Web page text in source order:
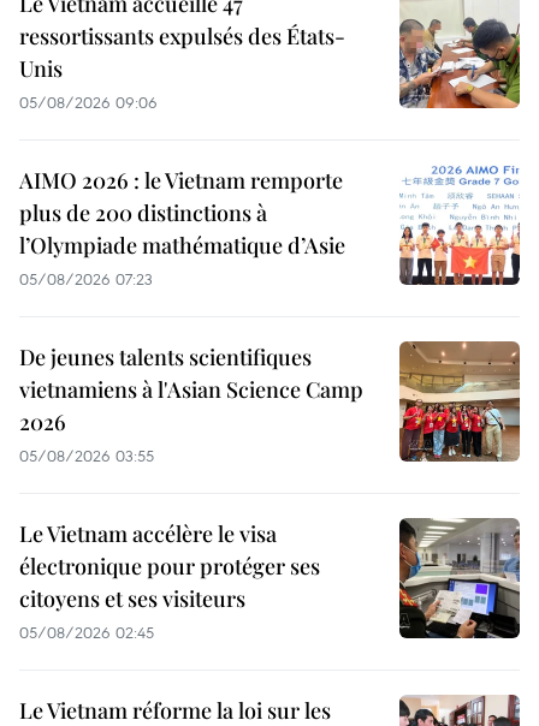
ressortissants expulsés des États-
Unis
05/08/2026 09:06
AIMO 2026 : le Vietnam remporte
plus de 200 distinctions à
l’Olympiade mathématique d’Asie
05/08/2026 07:23
De jeunes talents scientifiques
vietnamiens à l'Asian Science Camp
2026
05/08/2026 03:55
Le Vietnam accélère le visa
électronique pour protéger ses
citoyens et ses visiteurs
05/08/2026 02:45
Le Vietnam réforme la loi sur les